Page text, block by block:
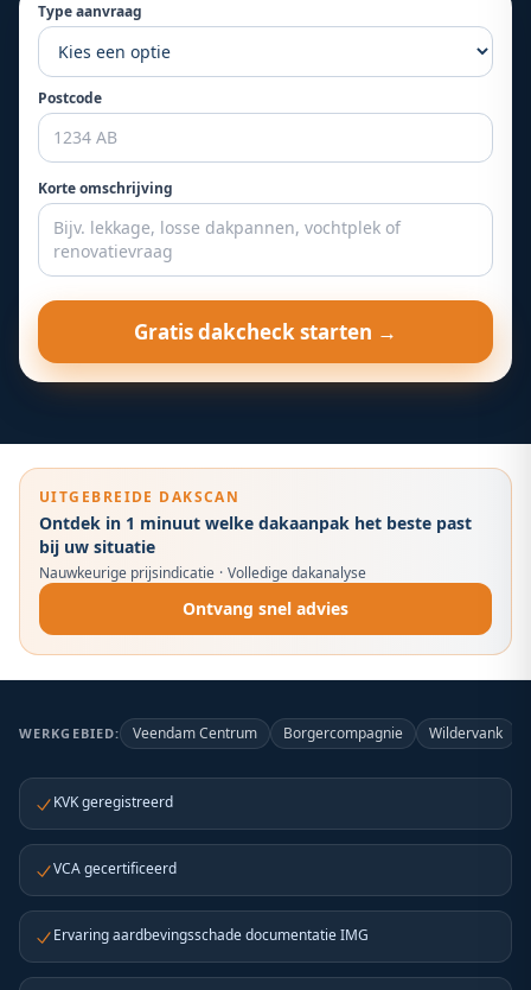
Type aanvraag
Postcode
Korte omschrijving
Gratis dakcheck starten →
UITGEBREIDE DAKSCAN
Ontdek in 1 minuut welke dakaanpak het beste past
bij uw situatie
Nauwkeurige prijsindicatie · Volledige dakanalyse
Ontvang snel advies
WERKGEBIED: Veendam Centrum Borgercompagnie Wildervank
KVK geregistreerd
VCA gecertificeerd
Ervaring aardbevingsschade documentatie IMG